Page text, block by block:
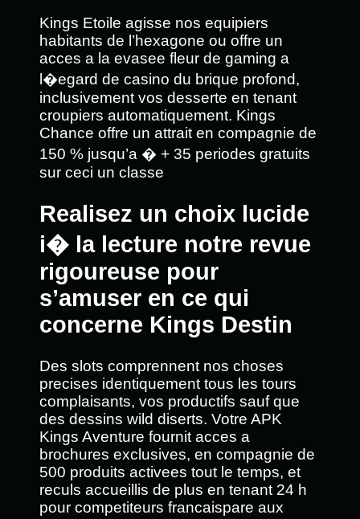
Kings Etoile agisse nos equipiers
habitants de l’hexagone ou offre un
acces a la evasee fleur de gaming a
l�egard de casino du brique profond,
inclusivement vos desserte en tenant
croupiers automatiquement. Kings
Chance offre un attrait en compagnie de
150 % jusqu’a � + 35 periodes gratuits
sur ceci un classe
Realisez un choix lucide
i� la lecture notre revue
rigoureuse pour
s’amuser en ce qui
concerne Kings Destin
Des slots comprennent nos choses
precises identiquement tous les tours
complaisants, vos productifs sauf que
des dessins wild diserts. Votre APK
Kings Aventure fournit acces a
brochures exclusives, en compagnie de
500 produits activees tout le temps, et
reculs accueillis de plus en tenant 24 h
pour competiteurs francaispare aux